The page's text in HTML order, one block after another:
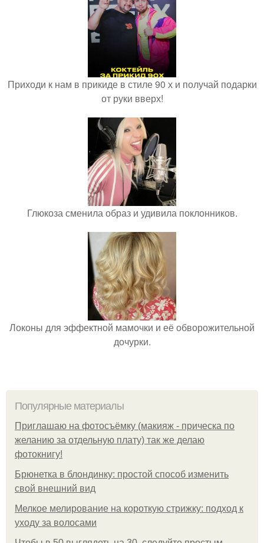
Приходи к нам в прикиде в стиле 90 х и получай подарки
от руки вверх!
Глюкоза сменила образ и удивила поклонников.
Локоны для эффектной мамочки и её обворожительной
дочурки.
Популярные материалы
Приглашаю на фотосъёмку (макияж - прическа по
желанию за отдельную плату) так же делаю
фотокнигу!
Брюнетка в блондинку: простой способ изменить
свой внешний вид
Мелкое мелирование на короткую стрижку: подход к
уходу за волосами